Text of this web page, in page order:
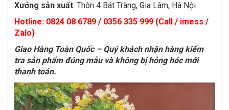
Xưởng sản xuất: Thôn 4 Bát Tràng, Gia Lâm, Hà Nội
Hotline: 0824 08 6789 / 0356 335 999 (Call / imess /
Zalo)
Giao Hàng Toàn Quốc – Quý khách nhận hàng kiểm
tra sản phẩm đúng mẫu và không bị hỏng hóc mới
thanh toán.